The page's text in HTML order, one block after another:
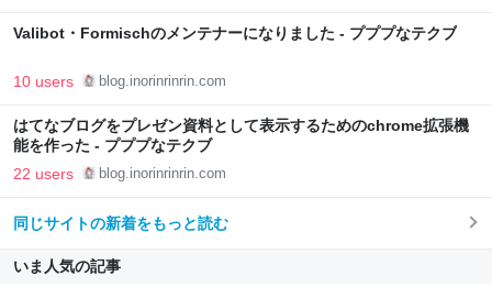
Valibot・Formischのメンテナーになりました - プププなテクブ
10 users blog.inorinrinrin.com
はてなブログをプレゼン資料として表示するためのchrome拡張機
能を作った - プププなテクブ
22 users blog.inorinrinrin.com
同じサイトの新着をもっと読む
いま人気の記事